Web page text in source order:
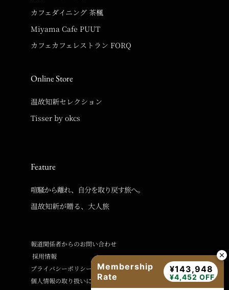
カフェダイニング 茶楓
Miyama Cafe PUUT
カフェカフェレストラン FORQ
Online Store
温故知新セレクション
Tisser by okcs
Feature
喧騒から離れ、自分を取り戻す旅へ。
温故知新が贈る、大人旅
報道関係者からのお問い合わせ
採用情報
プライバシーポリシー
個人情報の取り扱いに関するご案内
Membership
Rate
¥143,948
¥4,452 OFF